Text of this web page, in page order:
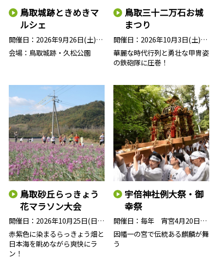
鳥取城跡ときめきマ
ルシェ
会場：鳥取城跡・久松公園
開催日： 2026年9月26日(土)・27日(日)
鳥取三十二万石お城
まつり
華麗な時代行列と勇壮な甲冑姿
の鉄砲隊に圧巻！
開催日： 2026年10月3日(土)＜前夜祭＞…
鳥取砂丘らっきょう
花マラソン大会
赤紫色に染まるらっきょう畑と
日本海を眺めながら爽快にラ
ン！
開催日： 2026年10月25日(日)／ 毎年10…
宇倍神社例大祭・御
幸祭
因幡一の宮で伝統ある麒麟が舞
う
開催日： 毎年 宵宮4月20日・例祭4月21…